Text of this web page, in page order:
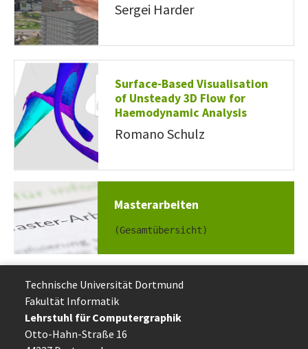
Sergei Harder
Surface-Based Visualisation
of Unsteady 3D Flow for
Haemodynamic Analysis
Romano Schulz
Masterarbeiten
(Gesamtübersicht)
Technische Uni­ver­si­tät Dort­mund
Fakultät Informatik
Lehrstuhl für Computergraphik
Otto-Hahn-Straße 16